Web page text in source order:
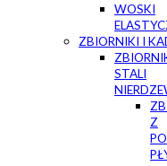
WOSKI
ZBIORNIKI I
STALI
Z